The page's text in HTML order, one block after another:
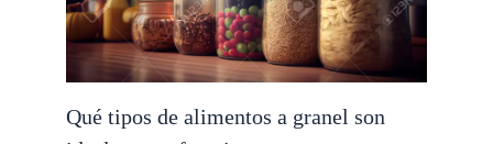
Qué tipos de alimentos a granel son